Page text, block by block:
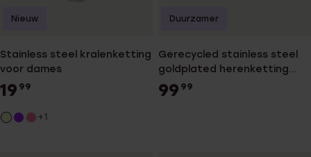
Stainless steel kralenketting
voor dames
19 99
+1
Nieuw
Gerecycled stainless steel
goldplated herenketting
met gourmetschakel
99 99
Duurzamer